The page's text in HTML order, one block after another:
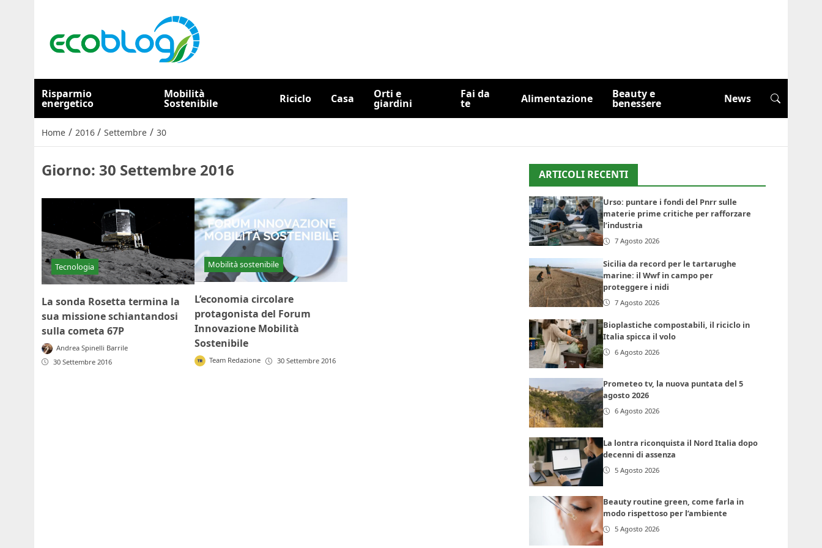
Risparmio
energetico
Mobilità
Sostenibile Riciclo Casa Orti e
giardini
Fai da
te Alimentazione Beauty e
benessere News
Home / 2016 / Settembre / 30
Giorno: 30 Settembre 2016
Tecnologia
La sonda Rosetta termina la
sua missione schiantandosi
sulla cometa 67P
Andrea Spinelli Barrile
30 Settembre 2016
Mobilità sostenibile
L’economia circolare
protagonista del Forum
Innovazione Mobilità
Sostenibile
Team Redazione 30 Settembre 2016
ARTICOLI RECENTI
Urso: puntare i fondi del Pnrr sulle
materie prime critiche per rafforzare
l’industria
7 Agosto 2026
Sicilia da record per le tartarughe
marine: il Wwf in campo per
proteggere i nidi
7 Agosto 2026
Bioplastiche compostabili, il riciclo in
Italia spicca il volo
6 Agosto 2026
Prometeo tv, la nuova puntata del 5
agosto 2026
6 Agosto 2026
La lontra riconquista il Nord Italia dopo
decenni di assenza
5 Agosto 2026
Beauty routine green, come farla in
modo rispettoso per l’ambiente
5 Agosto 2026